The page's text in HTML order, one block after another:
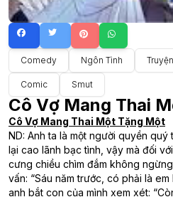
Comedy Ngôn Tình
Comic Smut
Cô Vợ Mang Thai
Cô Vợ Mang Thai Một Tặng Một
ND: Anh ta là một người quyền
lại cao lãnh bạc tình, vậy mà đối
cưng chiều chìm đắm không
vấn: “Sáu năm trước, có phải là
anh bắt con của mình xem xét: